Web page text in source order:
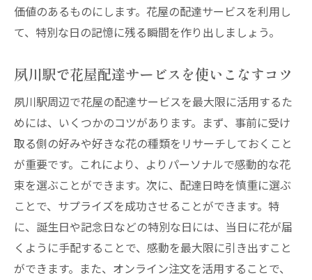
価値のあるものにします。花屋の配達サービスを利用し
て、特別な日の記憶に残る瞬間を作り出しましょう。
夙川駅で花屋配達サービスを使いこなすコツ
夙川駅周辺で花屋の配達サービスを最大限に活用するた
めには、いくつかのコツがあります。まず、事前に受け
取る側の好みや好きな花の種類をリサーチしておくこと
が重要です。これにより、よりパーソナルで感動的な花
束を選ぶことができます。次に、配達日時を慎重に選ぶ
ことで、サプライズを成功させることができます。特
に、誕生日や記念日などの特別な日には、当日に花が届
くように手配することで、感動を最大限に引き出すこと
ができます。また、オンライン注文を活用することで、